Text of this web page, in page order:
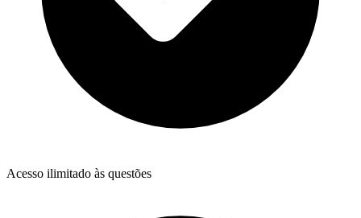
Acesso ilimitado às questões